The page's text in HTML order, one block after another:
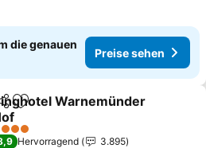
die genauen
Preise sehen
Zu Favoriten hinzufügen
Warnemünder
Hervorragend
3.895